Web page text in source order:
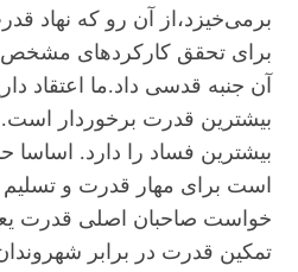
برمی‌خیزد،از آن رو که نهاد
برای تحقق کارکردهای مشخص
آن جنبه قدسی داد.ما اعتقاد
بیشترین قدرت برخوردار
بیشترین فساد را دارد. اساسا
است برای مهار قدرت و تسلیم
خواست صاحبان اصلی قدرت
تمکین قدرت در برابر